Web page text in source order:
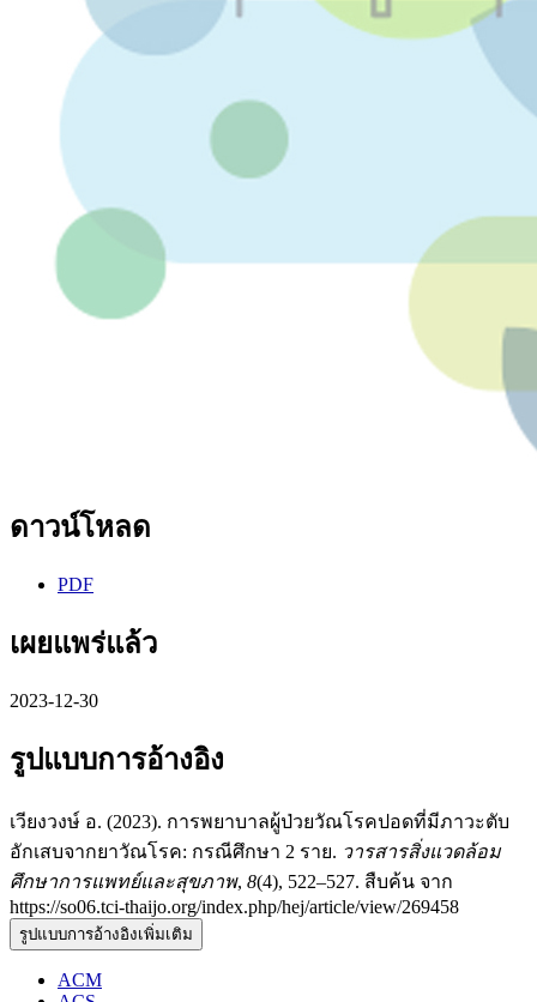
ดาวน์โหลด
PDF
เผยแพร่แล้ว
2023-12-30
รูปแบบการอ้างอิง
เวียงวงษ์ อ. (2023). การพยาบาลผู้ป่วยวัณโรคปอดที่มีภาวะตับ
อักเสบจากยาวัณโรค: กรณีศึกษา 2 ราย. วารสารสิ่งแวดล้อม
ศึกษาการแพทย์และสุขภาพ, 8(4), 522–527. สืบค้น จาก
https://so06.tci-thaijo.org/index.php/hej/article/view/269458
รูปแบบการอ้างอิงเพิ่มเติม
ACM